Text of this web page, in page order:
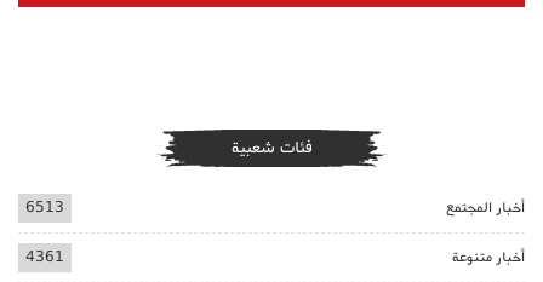
فئات شعبية
أخبار المجتمع 6513
أخبار متنوعة 4361